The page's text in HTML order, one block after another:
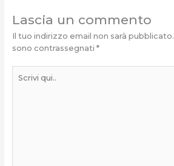
Lascia un commento
Il tuo indirizzo email non sarà pubblicato.
sono contrassegnati *
qui..